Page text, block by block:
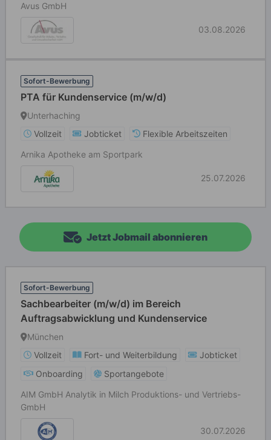
Avus GmbH
03.08.2026
Sofort-Bewerbung
PTA für Kundenservice (m/w/d)
Unterhaching
Vollzeit
Jobticket
Flexible Arbeitszeiten
Arnika Apotheke am Sportpark
25.07.2026
Jetzt Jobmail abonnieren
Sofort-Bewerbung
Sachbearbeiter (m/w/d) im Bereich
Auftragsabwicklung und Kundenservice
München
Vollzeit
Fort- und Weiterbildung
Jobticket
Onboarding
Sportangebote
AIM GmbH Analytik in Milch Produktions- und Vertriebs-
GmbH
30.07.2026